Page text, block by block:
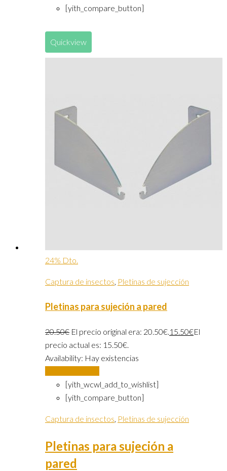
[yith_compare_button]
Quickview
24% Dto.
Captura de insectos Pletinas de sujección
Pletinas para sujeción a pared
20.50€ El precio original era: 20.50€. 15.50€El
precio actual es: 15.50€.
Availability: Hay existencias
[yith_wcwl_add_to_wishlist]
[yith_compare_button]
Captura de insectos Pletinas de sujección
Pletinas para sujeción a
pared